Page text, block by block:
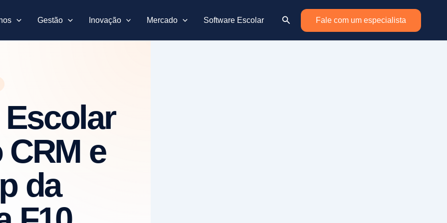
Gestão Inovação Mercado Software Escolar PesquisarFale com um especialista
e
da